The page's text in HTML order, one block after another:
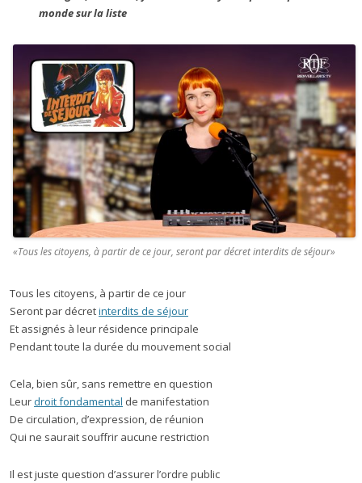
monde sur la liste
«Tous les citoyens, à partir de ce jour, seront par décret interdits de séjour»
Tous les citoyens, à partir de ce jour
Seront par décretinterdits de séjour
Et assignés à leur résidence principale
Pendant toute la durée du mouvement social
Cela, bien sûr, sans remettre en question
Leurdroit fondamental de manifestation
De circulation, d’expression, de réunion
Qui ne saurait souffrir aucune restriction
Il est juste question d’assurer l’ordre public